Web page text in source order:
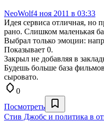
NeoWolf4 ноя 2011 в 03:33
Идея сервиса отличная, но
рано. Слишком маленькая
Выбрал только эмоции:
Показывает 0.
Закрыл не добавляя в
Будешь больше база
сыровато.
0
Посмотреть
Стив Джобс и политика в